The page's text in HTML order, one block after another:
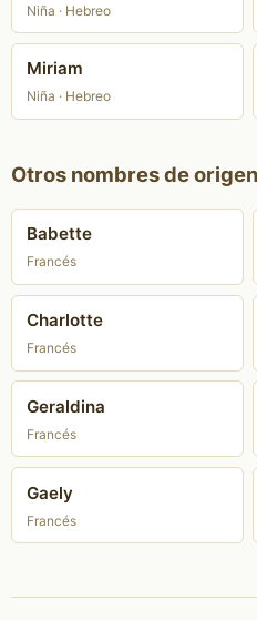
Niña · Hebreo
Miriam
Niña · Hebreo
Otros nombres de
Babette
Francés
Charlotte
Francés
Geraldina
Francés
Gaely
Francés